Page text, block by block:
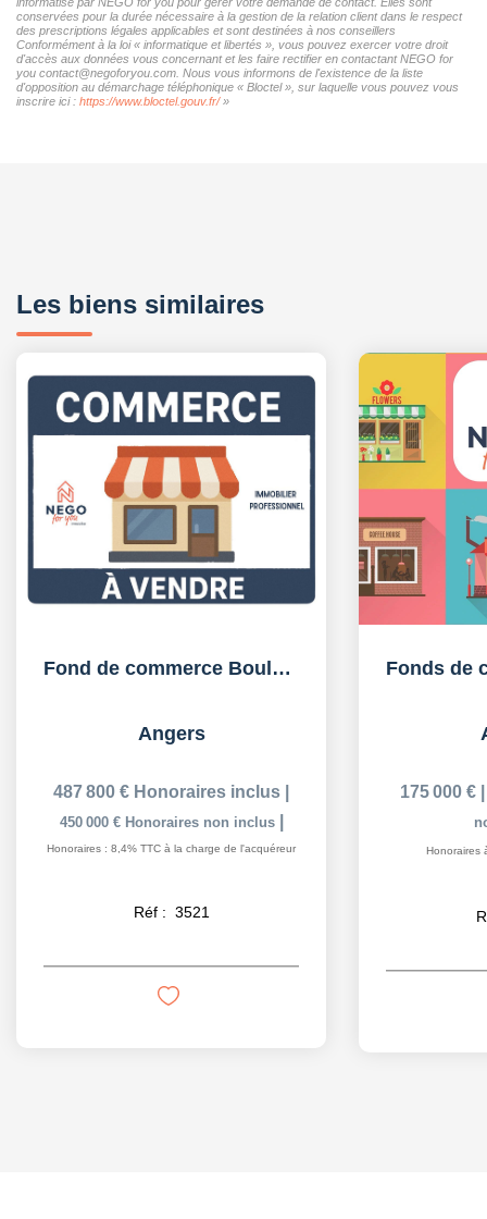
conservées pour la durée nécessaire à la gestion de la relation client dans le respect
des prescriptions légales applicables et sont destinées à nos conseillers
Conformément à la loi « informatique et libertés », vous pouvez exercer votre droit
d'accès aux données vous concernant et les faire rectifier en contactant NEGO for
you contact@negoforyou.com. Nous vous informons de l'existence de la liste
d'opposition au démarchage téléphonique « Bloctel », sur laquelle vous pouvez vous
inscrire ici : https://www.bloctel.gouv.fr/»
Les biens similaires
Fond de commerce Boulangerie
Angers
487 800 € Honoraires inclus
450 000 € Honoraires non inclus
Honoraires : 8,4% TTC à la charge de l'acquéreur
Réf : 3521
175 000 €
Honoraires